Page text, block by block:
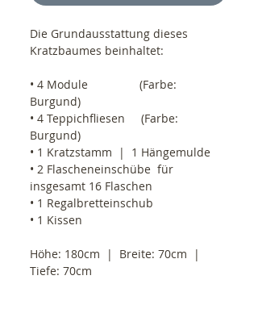
Die Grundausstattung dieses
Kratzbaumes beinhaltet:
• 4 Module                (Farbe:
Burgund)
• 4 Teppichfliesen     (Farbe:
Burgund)
• 1 Kratzstamm  |  1 Hängemulde
• 2 Flascheneinschübe  für
insgesamt 16 Flaschen
• 1 Regalbretteinschub
• 1 Kissen
Höhe: 180cm  |  Breite: 70cm  |
Tiefe: 70cm